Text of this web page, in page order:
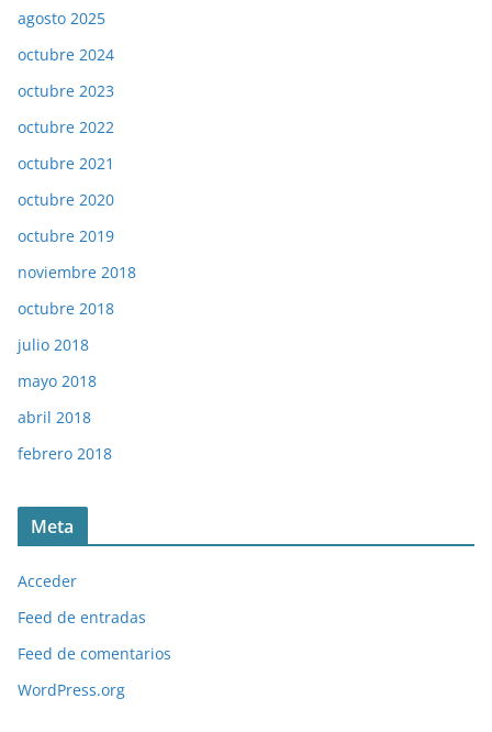
agosto 2025
octubre 2024
octubre 2023
octubre 2022
octubre 2021
octubre 2020
octubre 2019
noviembre 2018
octubre 2018
julio 2018
mayo 2018
abril 2018
febrero 2018
Meta
Acceder
Feed de entradas
Feed de comentarios
WordPress.org